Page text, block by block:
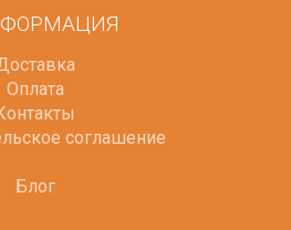
Оплата
соглашение
Блог